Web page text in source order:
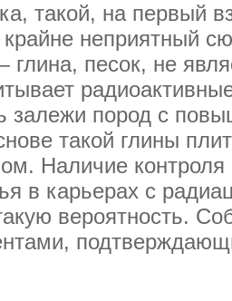
такой, на первый
неприятный
глина, песок, не
залежи пород с
такой глины
Наличие контроля
в карьерах с
вероятность.